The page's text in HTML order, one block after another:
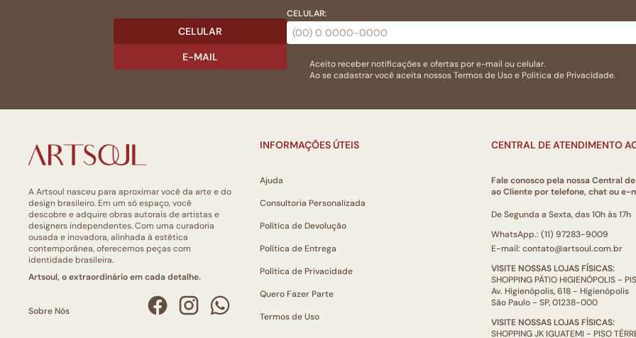
CELULAR
E-MAIL
CELULAR:
Aceito receber notificações e ofertas por e-mail ou celular.
Ao se cadastrar você aceita nossosTermos de Usoe Politica de Privacidade.
A Artsoul nasceu para aproximar você da arte e do
design brasileiro. Em um só espaço, você
descobre e adquire obras autorais de artistas e
designers independentes. Com uma curadoria
ousada e inovadora, alinhada à estética
contemporânea, oferecemos peças com
identidade brasileira.
Artsoul, o extraordinário em cada detalhe.
Sobre Nós
INFORMAÇÕES ÚTEIS
Ajuda
Consultoria Personalizada
Política de Devolução
Política de Entrega
Política de Privacidade
Quero Fazer Parte
Termos de Uso
CENTRAL DE ATENDIMENTO
Fale conosco pela nossa Central
ao Cliente por telefone, chat ou e-
De Segunda a Sexta, das 10h às 17h
WhatsApp.: (11) 97283-9009
E-mail: contato@artsoul.com.br
VISITE NOSSAS LOJAS FÍSICAS:
SHOPPING PÁTIO HIGIENÓPOLIS -
Av. Higienópolis, 618 - Higienópolis
São Paulo - SP, 01238-000
VISITE NOSSAS LOJAS FÍSICAS:
SHOPPING JK IGUATEMI - PISO